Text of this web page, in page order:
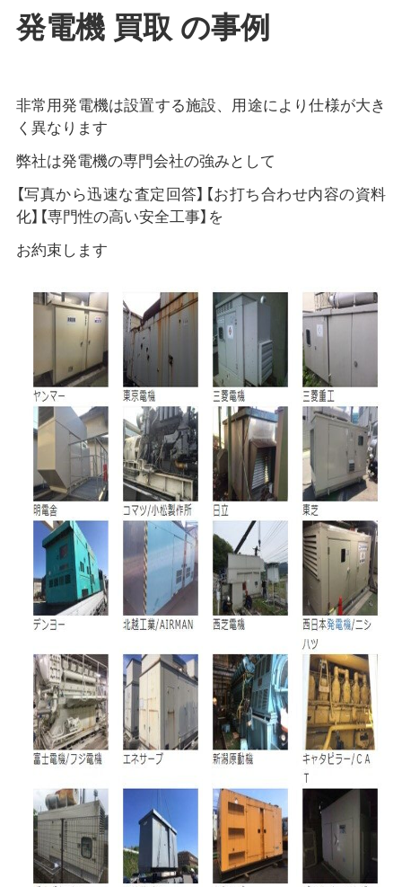
発電機 買取 の事例
非常用発電機は設置する施設、用途により仕様が大き
く異なります
弊社は発電機の専門会社の強みとして
【写真から迅速な査定回答】【お打ち合わせ内容の資料
化】【専門性の高い安全工事】を
お約束します